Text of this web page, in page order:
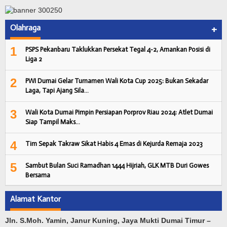
Olahraga +
1
PSPS Pekanbaru Taklukkan Persekat Tegal 4-2, Amankan Posisi di
Liga 2
2
PWI Dumai Gelar Turnamen Wali Kota Cup 2025: Bukan Sekadar
Laga, Tapi Ajang Sila…
3
Wali Kota Dumai Pimpin Persiapan Porprov Riau 2024: Atlet Dumai
Siap Tampil Maks…
4 Tim Sepak Takraw Sikat Habis 4 Emas di Kejurda Remaja 2023
5
Sambut Bulan Suci Ramadhan 1444 Hijriah, GLK MTB Duri Gowes
Bersama
Alamat Kantor
Jln. S.Moh. Yamin, Janur Kuning, Jaya Mukti Dumai Timur –